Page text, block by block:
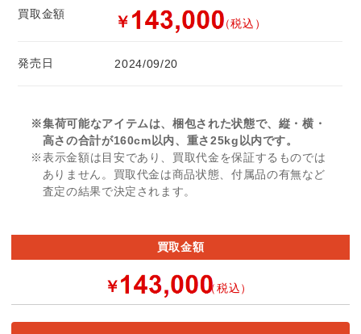
買取金額 ￥ （税込）
発売日 2024/09/20
※集荷可能なアイテムは、梱包された状態で、縦・横・
高さの合計が160cm以内、重さ25kg以内です。
※表示金額は目安であり、買取代金を保証するものでは
ありません。買取代金は商品状態、付属品の有無など
査定の結果で決定されます。
買取金額
￥ （税込）